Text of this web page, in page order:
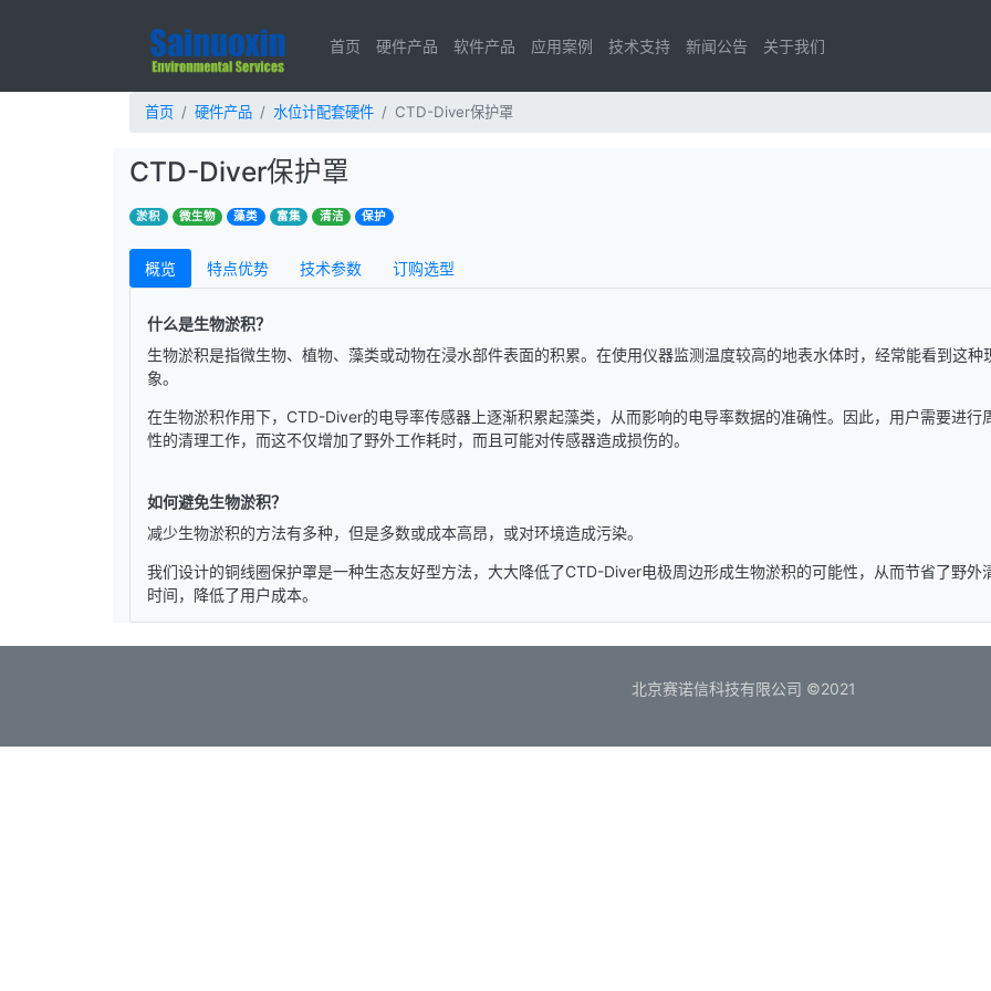
首页 硬件产品 软件产品 应用案例 技术支持 新闻公告 关于我们
首页 硬件产品 水位计配套硬件 CTD-Diver保护罩
CTD-Diver保护罩
淤积 微生物 藻类 富集 清洁 保护
概览 特点优势 技术参数 订购选型
什么是生物淤积？
生物淤积是指微生物、植物、藻类或动物在浸水部件表面的积累。在使用仪器监测温度较高的地表水体时，经常能看到这种
象。
在生物淤积作用下，CTD-Diver的电导率传感器上逐渐积累起藻类，从而影响的电导率数据的准确性。因此，用户需要进行
性的清理工作，而这不仅增加了野外工作耗时，而且可能对传感器造成损伤的。
如何避免生物淤积？
减少生物淤积的方法有多种，但是多数或成本高昂，或对环境造成污染。
我们设计的铜线圈保护罩是一种生态友好型方法，大大降低了CTD-Diver电极周边形成生物淤积的可能性，从而节省了野外
时间，降低了用户成本。
北京赛诺信科技有限公司 ©2021